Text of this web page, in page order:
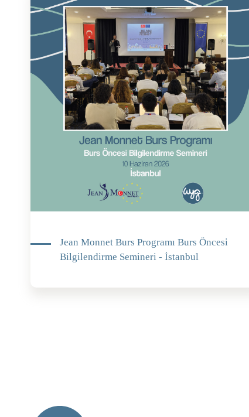
Jean Monnet Burs Programı Burs Öncesi
Bilgilendirme Semineri - İstanbul